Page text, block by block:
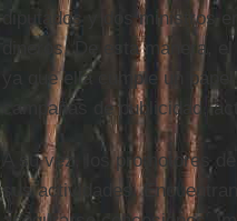
diputados y dos ministros
dineros. De esta manera,
ya que ella cumple un
campañas de publicidad,
A su vez, los promotores
sus actividades.